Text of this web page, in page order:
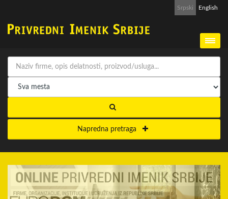
Srpski English
Napredna pretraga